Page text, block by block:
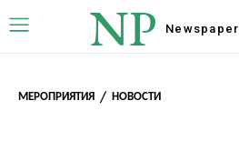
NP Newspaper
МЕРОПРИЯТИЯ НОВОСТИ